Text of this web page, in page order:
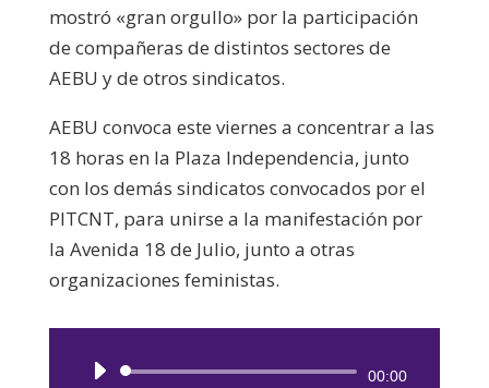
mostró «gran orgullo» por la participación
de compañeras de distintos sectores de
AEBU y de otros sindicatos.
AEBU convoca este viernes a concentrar a las
18 horas en la Plaza Independencia, junto
con los demás sindicatos convocados por el
PITCNT, para unirse a la manifestación por
la Avenida 18 de Julio, junto a otras
organizaciones feministas.
Reproductor
00:00